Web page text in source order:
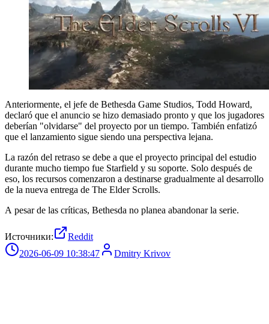
Anteriormente, el jefe de Bethesda Game Studios, Todd Howard,
declaró que el anuncio se hizo demasiado pronto y que los jugadores
deberían "olvidarse" del proyecto por un tiempo. También enfatizó
que el lanzamiento sigue siendo una perspectiva lejana.
La razón del retraso se debe a que el proyecto principal del estudio
durante mucho tiempo fue Starfield y su soporte. Solo después de
eso, los recursos comenzaron a destinarse gradualmente al desarrollo
de la nueva entrega de The Elder Scrolls.
A pesar de las críticas, Bethesda no planea abandonar la serie.
Источники:
Reddit
2026-06-09 10:38:47
Dmitry Krivov